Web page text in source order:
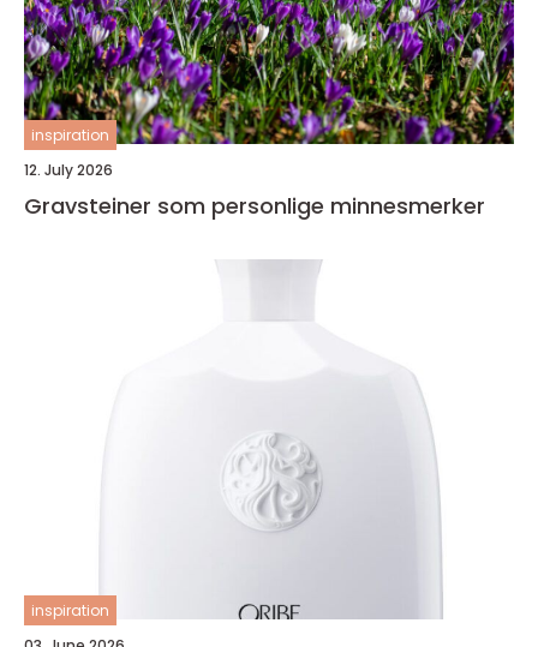
inspiration
12. July 2026
Gravsteiner som personlige minnesmerker
inspiration